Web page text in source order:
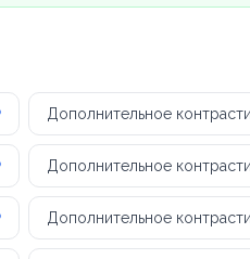
Дополнительное
Дополнительное
Дополнительное